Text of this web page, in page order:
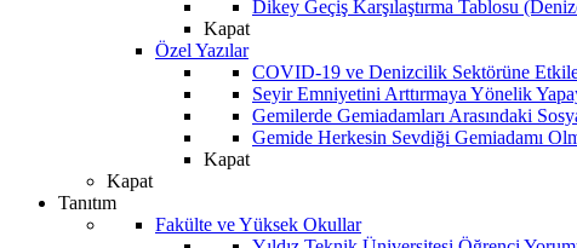
Dikey Geçiş Karşılaştırma Tablosu
Kapat
Özel Yazılar
COVID-19 ve Denizcilik Sektörüne
Seyir Emniyetini Arttırmaya Yönelik
Gemilerde Gemiadamları Arasındaki
Gemide Herkesin Sevdiği Gemiadamı
Kapat
Kapat
Tanıtım
Fakülte ve Yüksek Okullar